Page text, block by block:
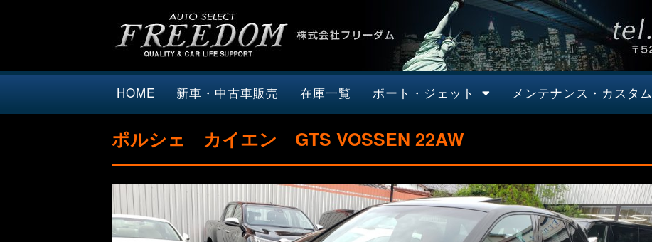
HOME 新車・中古車販売 在庫一覧 ボート・ジェット メンテナンス・カスタム
ポルシェ カイエン GTS VOSSEN 22AW